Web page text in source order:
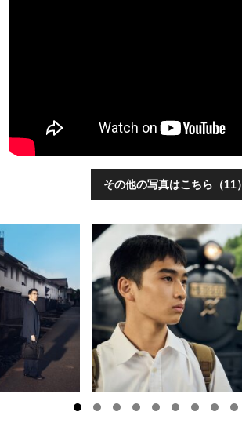
その他の写真はこちら（11）